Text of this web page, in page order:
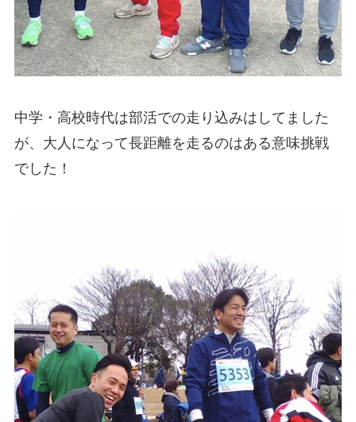
中学・高校時代は部活での走り込みはしてました
が、大人になって長距離を走るのはある意味挑戦
でした！